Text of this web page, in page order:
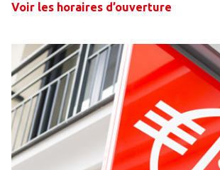
Voir les horaires d’ouverture